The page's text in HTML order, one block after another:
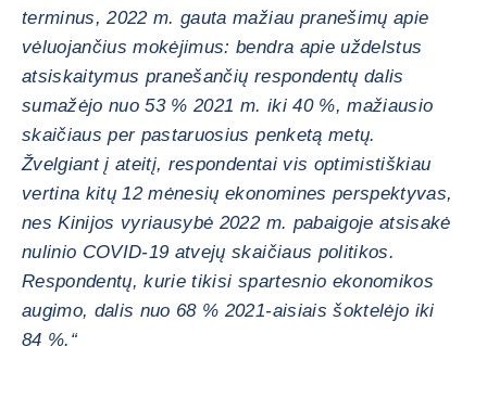
terminus, 2022 m. gauta mažiau pranešimų apie
vėluojančius mokėjimus: bendra apie uždelstus
atsiskaitymus pranešančių respondentų dalis
sumažėjo nuo 53 % 2021 m. iki 40 %, mažiausio
skaičiaus per pastaruosius penketą metų.
Žvelgiant į ateitį, respondentai vis optimistiškiau
vertina kitų 12 mėnesių ekonomines perspektyvas,
nes Kinijos vyriausybė 2022 m. pabaigoje atsisakė
nulinio COVID-19 atvejų skaičiaus politikos.
Respondentų, kurie tikisi spartesnio ekonomikos
augimo, dalis nuo 68 % 2021-aisiais šoktelėjo iki
84 %.“